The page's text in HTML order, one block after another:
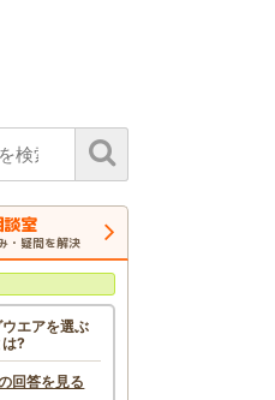
室
・疑問を解決
エアを選ぶ
は?
回答を見る